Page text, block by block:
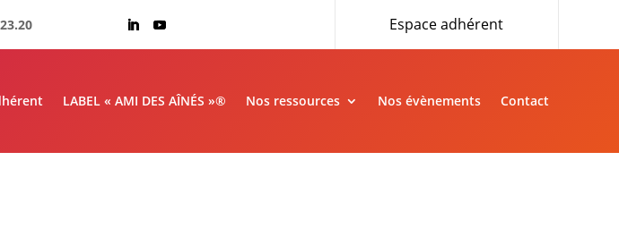
Espace adhérent
LABEL « AMI DES AÎNÉS »® Nos ressources Nos évènements Contact